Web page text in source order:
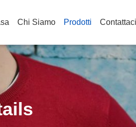
Chi Siamo Prodotti Contattaci